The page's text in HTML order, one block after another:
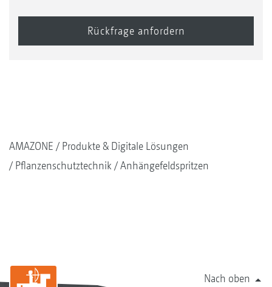
AMAZONE
Produkte & Digitale Lösungen
Pflanzenschutztechnik
Anhängefeldspritzen
Nach oben